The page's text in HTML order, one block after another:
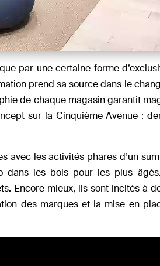
par une certaine forme
prend sa source dans le
de chaque magasin garantit
sur la Cinquième Avenue :
avec les activités phares d’un
les bois pour les plus
Encore mieux, ils sont incités à
des marques et la mise en